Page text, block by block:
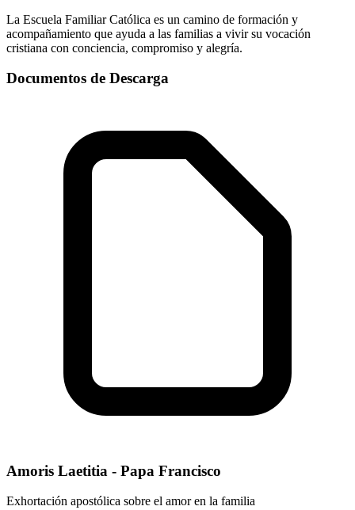
La Escuela Familiar Católica es un camino de formación y
acompañamiento que ayuda a las familias a vivir su vocación
cristiana con conciencia, compromiso y alegría.
Documentos de Descarga
Amoris Laetitia - Papa Francisco
Exhortación apostólica sobre el amor en la familia